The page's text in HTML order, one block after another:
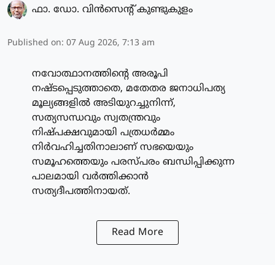
ഫാ. ഡോ. വിന്‍സെന്റ് കുണ്ടുകുളം
Published on: 07 Aug 2026, 7:13 am
നവോത്ഥാനത്തിന്റെ അരൂപി
നഷ്ടപ്പെടുത്താതെ, മതേതര ജനാധിപത്യ
മൂല്യങ്ങളിൽ അടിയുറച്ചുനിന്ന്,
സത്യസന്ധവും സ്വതന്ത്രവും
നിഷ്പക്ഷവുമായി പത്രധർമ്മം
നിർവഹിച്ചതിനാലാണ് സഭയെയും
സമൂഹത്തെയും പരസ്പരം ബന്ധിപ്പിക്കുന്ന
പാലമായി വർത്തിക്കാൻ
സത്യദീപത്തിനായത്.
Read More